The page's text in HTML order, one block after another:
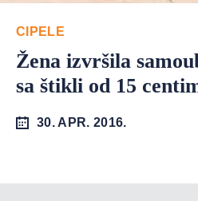
CIPELE
Žena izvršila
sa štikli od 15
30. APR. 2016.